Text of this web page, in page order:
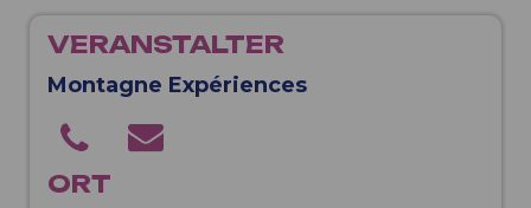
VERANSTALTER
Montagne Expériences
ORT